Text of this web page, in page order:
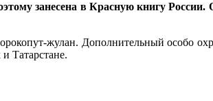
занесена в Красную книгу
жулан. Дополнительный особо
Татарстане.